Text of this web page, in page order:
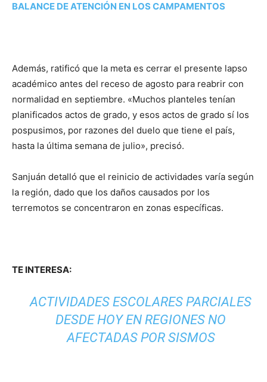
BALANCE DE ATENCIÓN EN LOS CAMPAMENTOS
Además, ratificó que la meta es cerrar el presente lapso
académico antes del receso de agosto para reabrir con
normalidad en septiembre. «Muchos planteles tenían
planificados actos de grado, y esos actos de grado sí los
pospusimos, por razones del duelo que tiene el país,
hasta la última semana de julio», precisó.
Sanjuán detalló que el reinicio de actividades varía según
la región, dado que los daños causados por los
terremotos se concentraron en zonas específicas.
TE INTERESA:
ACTIVIDADES ESCOLARES PARCIALES
DESDE HOY EN REGIONES NO
AFECTADAS POR SISMOS